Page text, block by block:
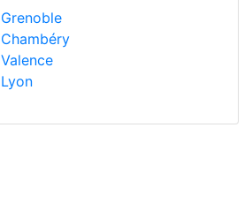
Grenoble
Chambéry
Valence
Lyon